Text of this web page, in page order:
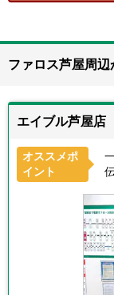
ファロス芦屋周
エイブル芦屋店
オススメポ
イント